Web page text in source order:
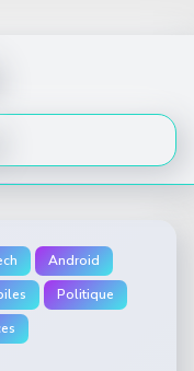
Android
Politique